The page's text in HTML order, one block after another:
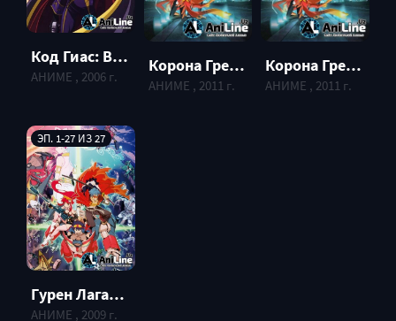
Код Гиас: Восстание Лелуша / Code Geass: Lelouch of the Rebellion
АНИМЕ , 2006 г.
Корона Грешника / Guilty Crown
АНИМЕ , 2011 г.
Корона Грешника / Guilty Crown
АНИМЕ , 2011 г.
ЭП. 1-27 ИЗ 27
Гурен Лаган / Gurren Laggan
АНИМЕ , 2009 г.